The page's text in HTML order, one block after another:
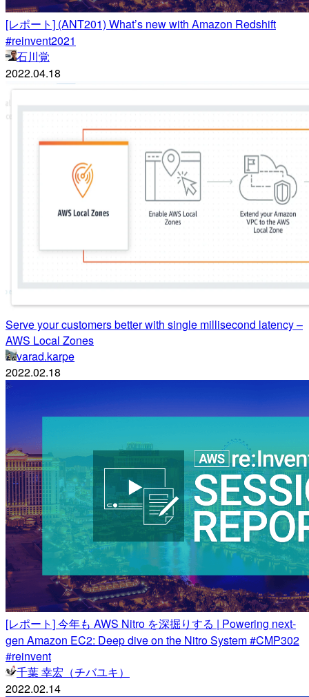
[レポート] (ANT201) What’s new with Amazon Redshift
#reinvent2021
石川覚
2022.04.18
Serve your customers better with single millisecond latency –
AWS Local Zones
varad.karpe
2022.02.18
[レポート] 今年も AWS Nitro を深掘りする | Powering next-
gen Amazon EC2: Deep dive on the Nitro System #CMP302
#reinvent
千葉 幸宏（チバユキ）
2022.02.14